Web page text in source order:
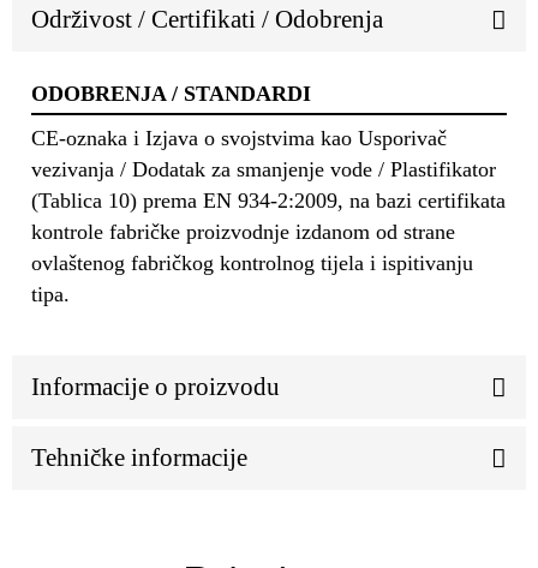
Održivost / Certifikati / Odobrenja
ODOBRENJA / STANDARDI
CE-oznaka i Izjava o svojstvima kao Usporivač
vezivanja / Dodatak za smanjenje vode / Plastifikator
(Tablica 10) prema EN 934-2:2009, na bazi certifikata
kontrole fabričke proizvodnje izdanom od strane
ovlaštenog fabričkog kontrolnog tijela i ispitivanju
tipa.
Informacije o proizvodu
Tehničke informacije